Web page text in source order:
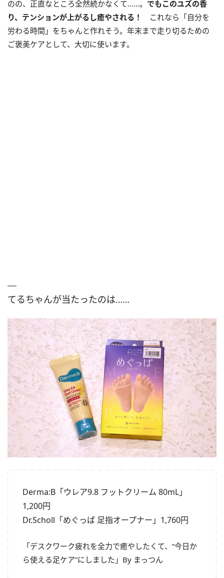
のの、正直なところ全然続かなくて……。 でもこのユズの香
り、テンションが上がるし癒やされる！
これなら「自分を
労わる時間」をちゃんと作れそう。年末まで走り切るための
ご褒美ケアとして、大切に使います。
てるちゃんが当たったのは……
Derma:B「ウレア9.8 フットクリーム 80mL」
1,200円
Dr.Scholl「めぐっぱ 足指オープナー」1,760円
「デスクワーク疲れを全力で癒やしたくて、“今日か
ら使える足ケア”にしました」By まっつん